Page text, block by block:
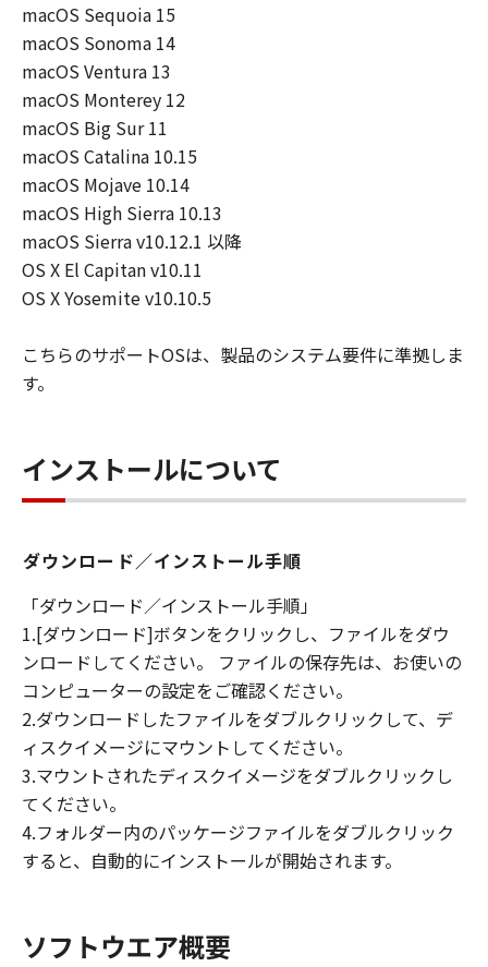
に、本契約の条件の下で、「許諾ソフトウ
エア」を使用させることができます。その
場合、お客様には、かかる「指定ユーザ」
を本契約の条件に従わせることにつき、す
べての責任を負っていただくものとしま
す。 (2) お客様は、再使用許諾、譲渡、頒
布、貸与その他の方法により、第三者に
「本ソフトウエア」を使用もしくは利用さ
せることはできません。
(3) お客様は、「本ソフトウエア」の全部
または一部を修正、改変、リバース・エン
ンブル等することはできません。また第三
キヤノンは「本ソフトウエア」に関する知
的財産権のいかなる権利もお客様に付与す
所有権
「本ソフトウエア」及びその複製物に係る
権限及び所有権は、その内容によりキヤノ
ンまたはキヤノンのライセンサーに帰属し
ます。
保証
「許諾ソフトウエア」が、CD-ROM等の記
憶媒体に格納されて提供されている場合、
キヤノンは、お客様が「許諾ソフトウエ
ア」を購入した日から90日の間、「許諾ソ
フトウエア」が格納されている記憶媒体
な欠陥がないことを保証します。当該保証
期間中に「メディア」に物理的な欠陥が発
macOS Sequoia 15
macOS Sonoma 14
macOS Ventura 13
macOS Monterey 12
macOS Big Sur 11
macOS Catalina 10.15
macOS Mojave 10.14
macOS High Sierra 10.13
macOS Sierra v10.12.1 以降
OS X El Capitan v10.11
OS X Yosemite v10.10.5
こちらのサポートOSは、製品のシステム要件に準拠しま
す。
インストールについて
ダウンロード／インストール手順
「ダウンロード／インストール手順」
1.[ダウンロード]ボタンをクリックし、ファイルをダウ
ンロードしてください。 ファイルの保存先は、お使いの
コンピューターの設定をご確認ください。
2.ダウンロードしたファイルをダブルクリックして、デ
ィスクイメージにマウントしてください。
3.マウントされたディスクイメージをダブルクリックし
てください。
4.フォルダー内のパッケージファイルをダブルクリック
すると、自動的にインストールが開始されます。
ソフトウエア概要